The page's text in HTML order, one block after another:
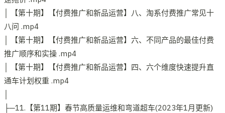
│ 【第十期】【付费推广和新品运营】八、淘系付费推广常见十
八问 .mp4
│ 【第十期】【付费推广和新品运营】六、不同产品的最佳付费
推广顺序和实操 .mp4
│ 【第十期】【付费推广和新品运营】四、六个维度快速提升直
通车计划权重 .mp4
├─11.【第11期】春节高质量运维和弯道超车(2023年1月更新)